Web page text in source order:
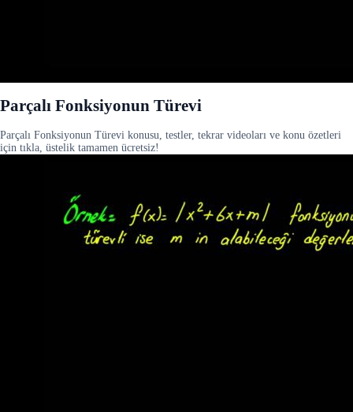
Parçalı Fonksiyonun Türevi
Parçalı Fonksiyonun Türevi konusu, testler, tekrar videoları ve konu özetleri
için tıkla, üstelik tamamen ücretsiz!